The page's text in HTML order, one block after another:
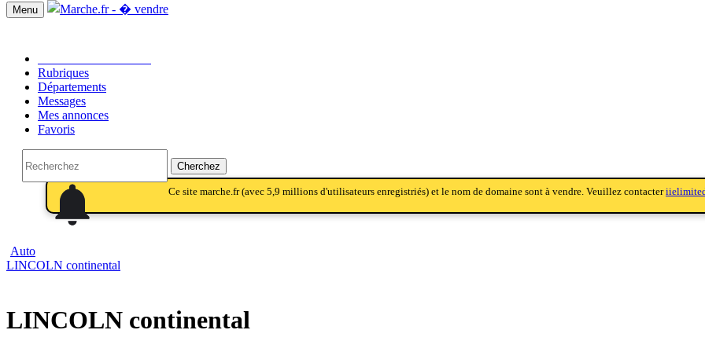
Menu
Rubriques
Départements
Messages
Mes annonces
Favoris
Cherchez
notifications_active
notifications
notifications Ce site marche.fr (avec 5,9 millions d'utilisateurs enregistriés) et le nom de domaine sont à vendre. Veuillez contacter
Auto
LINCOLN continental
LINCOLN continental